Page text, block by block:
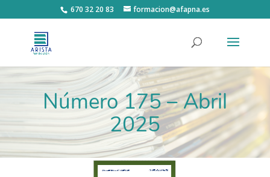
670 32 20 83 formacion@afapna.es
Número 175 – Abril
2025